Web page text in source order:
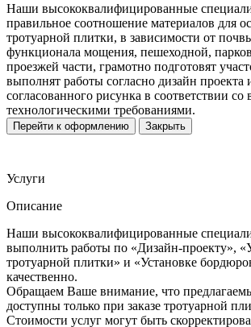
Наши высококвалифицированные
правильное соотношение материалов для
тротуарной плитки, в зависимости от
функционала мощения, пешеходной,
проезжей части, грамотно подготовят
выполнят работы согласно дизайн проекта
согласованного рисунка в соответствии со
технологическими требованиями.
Перейти к оформлению Закрыть
Услуги
Описание
Наши высококвалифицированные
выполнить работы по «Дизайн-проекту»,
тротуарной плитки» и «Установке
качественно.
Обращаем Ваше внимание, что
доступны только при заказе тротуарной
Стоимости услуг могут быть